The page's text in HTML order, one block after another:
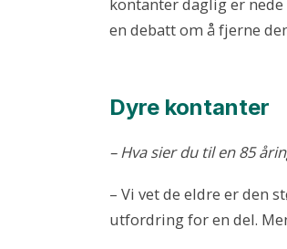
en debatt om å fjerne
Dyre kontanter
– Hva sier du til en 85
– Vi vet de eldre er den
utfordring for en del.